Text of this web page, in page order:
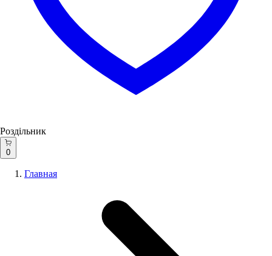
Роздільник
0
Главная